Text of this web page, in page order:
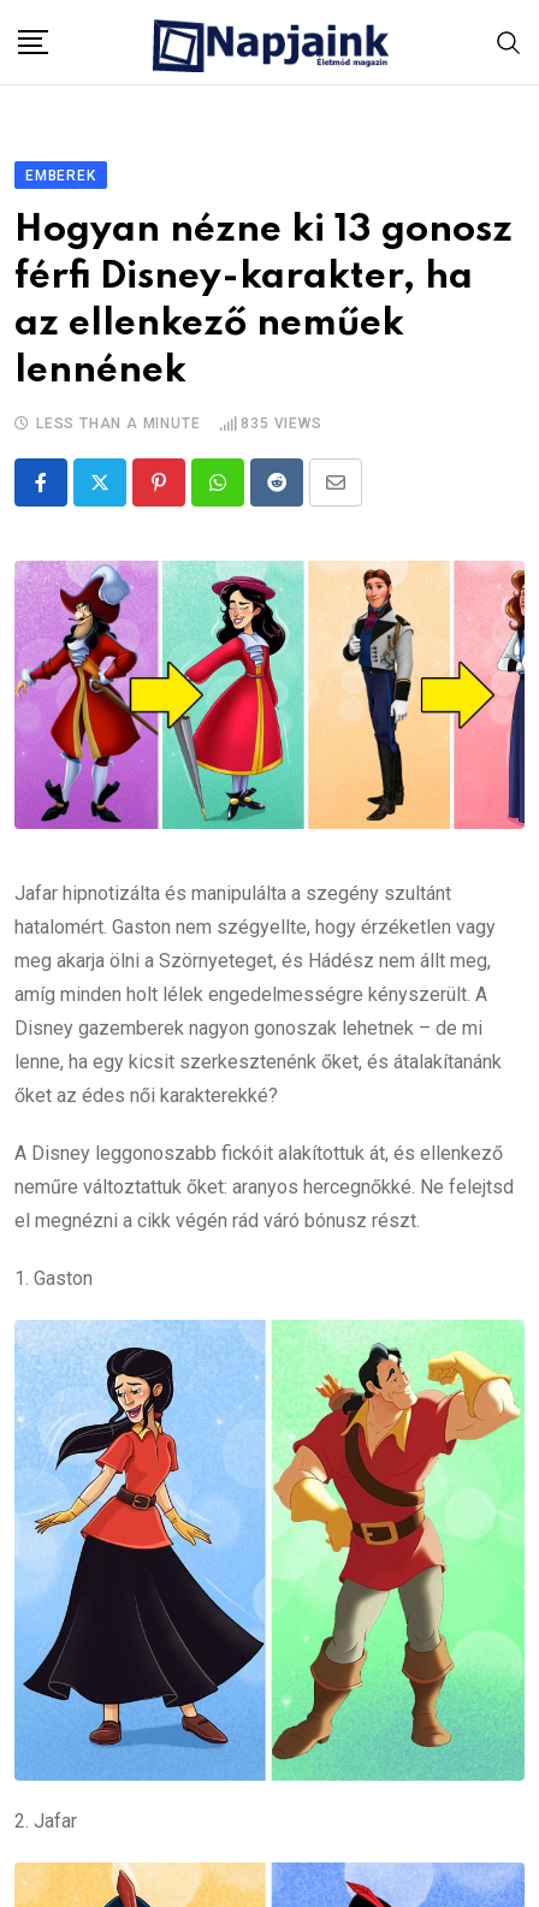
EMBEREK
Hogyan nézne ki 13 gonosz
férfi Disney-karakter, ha
az ellenkező neműek
lennének
LESS THAN A MINUTE 835 VIEWS
PinterestWhatsappRedditShare
Email
Jafar hipnotizálta és manipulálta a szegény szultánt
hatalomért. Gaston nem szégyellte, hogy érzéketlen vagy
meg akarja ölni a Szörnyeteget, és Hádész nem állt meg,
amíg minden holt lélek engedelmességre kényszerült. A
Disney gazemberek nagyon gonoszak lehetnek – de mi
lenne, ha egy kicsit szerkesztenénk őket, és átalakítanánk
őket az édes női karakterekké?
A Disney leggonoszabb fickóit alakítottuk át, és ellenkező
neműre változtattuk őket: aranyos hercegnőkké. Ne felejtsd
el megnézni a cikk végén rád váró bónusz részt.
1. Gaston
2. Jafar